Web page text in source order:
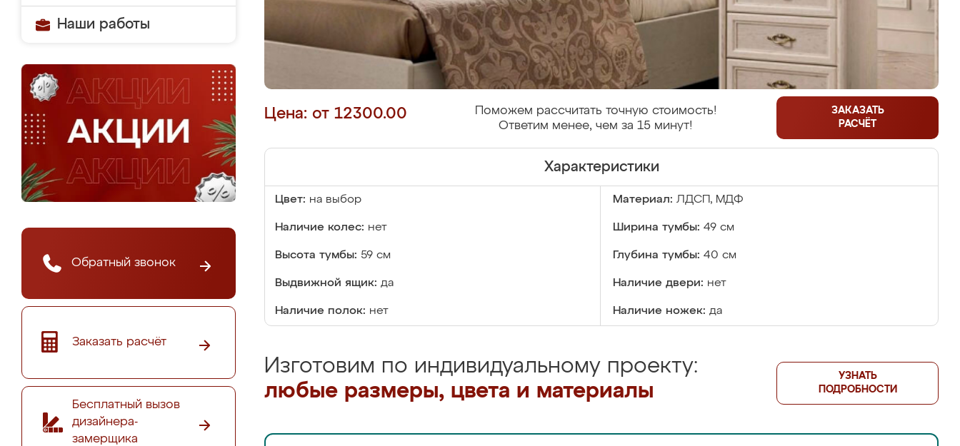
Наши работы
Обратный звонок
Заказать расчёт
Бесплатный вызов
дизайнера-
замерщика
Цена: от 12300.00
Поможем рассчитать точную стоимость!
Ответим менее, чем за 15 минут!
ЗАКАЗАТЬ
РАСЧЁТ
Характеристики
Цвет: на выбор Материал: ЛДСП, МДФ
Наличие колес: нет Ширина тумбы: 49 см
Высота тумбы: 59 см Глубина тумбы: 40 см
Выдвижной ящик: да Наличие двери: нет
Наличие полок: нет Наличие ножек: да
Изготовим по индивидуальному проекту:
любые размеры, цвета и материалы
УЗНАТЬ
ПОДРОБНОСТИ